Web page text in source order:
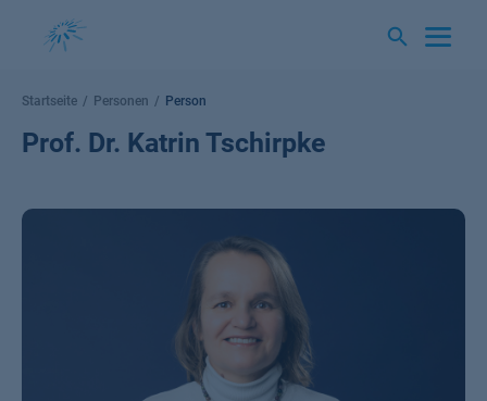
Startseite Personen Person
Prof. Dr. Katrin Tschirpke